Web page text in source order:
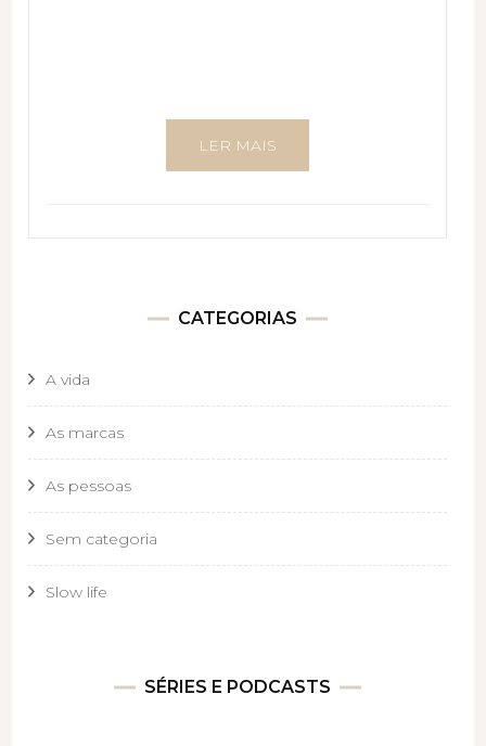
LER MAIS
CATEGORIAS
A vida
As marcas
As pessoas
Sem categoria
Slow life
SÉRIES E PODCASTS